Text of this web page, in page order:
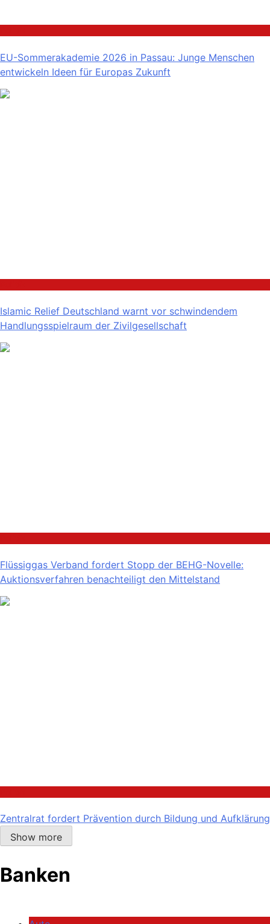
EU-Sommerakademie 2026 in Passau: Junge Menschen
entwickeln Ideen für Europas Zukunft
Islamic Relief Deutschland warnt vor schwindendem
Handlungsspielraum der Zivilgesellschaft
Flüssiggas Verband fordert Stopp der BEHG-Novelle:
Auktionsverfahren benachteiligt den Mittelstand
Zentralrat fordert Prävention durch Bildung und Aufklärung
Show more
Banken